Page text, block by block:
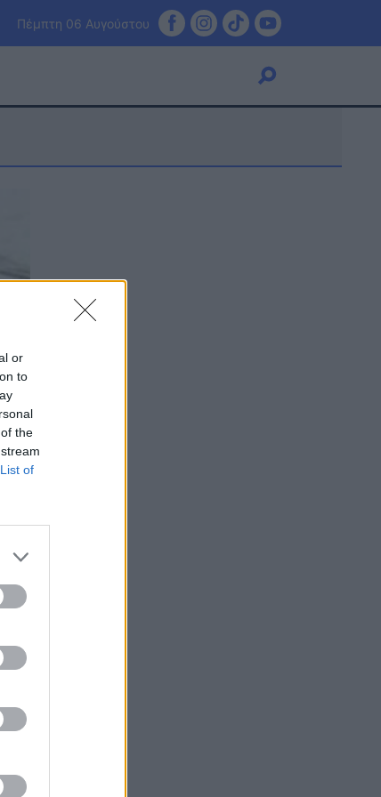
or
to
the
List of
Πέμπτη 06 Αυγούστου
Πίστη